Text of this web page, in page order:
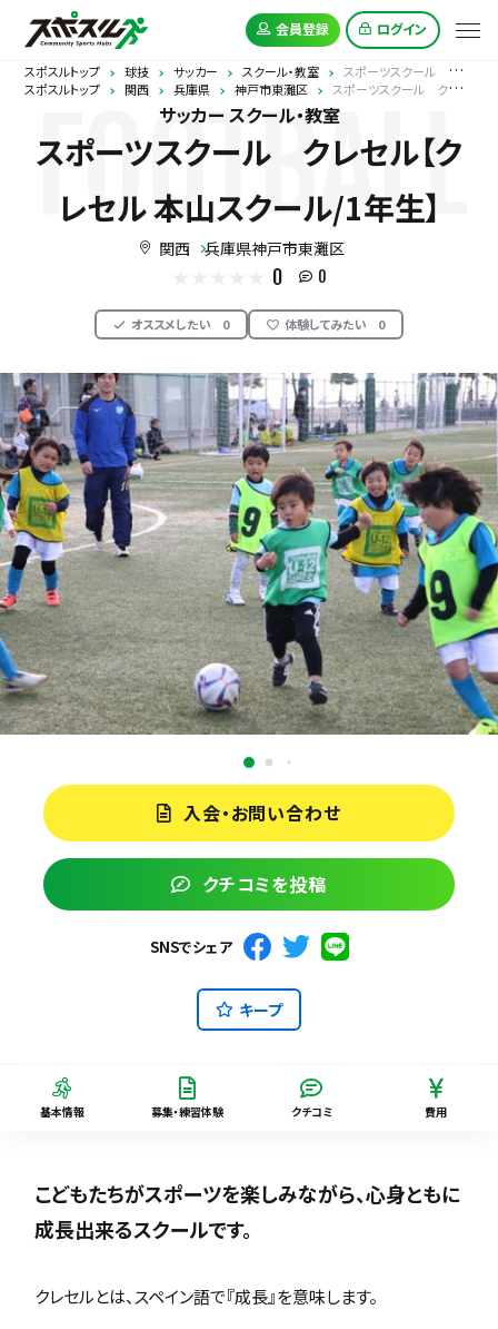
会員登録 ログイン
スポスルトップ 球技 サッカー スクール・教室
スポーツスクール クレセル【クレセル 本山スクール/1年生】
スポスルトップ
関西 兵庫県 神戸市東灘区 スポーツスクール クレセル【クレセル 本山スクール/1年生】
FOOTBALL
サッカー スクール・教室
スポーツスクール クレセル【ク
レセル 本山スクール/1年生】
関西 兵庫県神戸市東灘区
0 0
オススメしたい 0 体験してみたい 0
入会・お問い合わせ
クチコミを投稿
SNSでシェア
キープ
基本情報 募集・練習体験 クチコミ 費用
こどもたちがスポーツを楽しみながら、心身ともに
成長出来るスクールです。
クレセルとは、スペイン語で『成長』を意味します。